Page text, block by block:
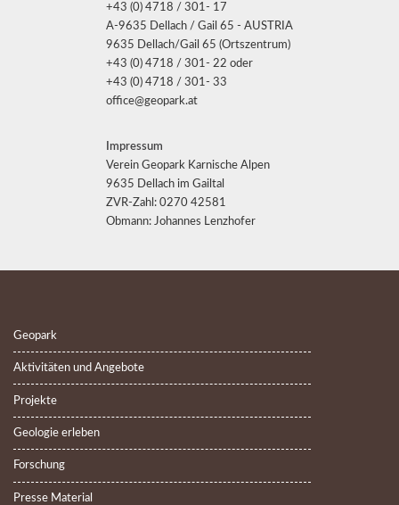
+43 (0) 4718 / 301- 17
A-9635 Dellach / Gail 65 - AUSTRIA
9635 Dellach/Gail 65 (Ortszentrum)
+43 (0) 4718 / 301- 22 oder
+43 (0) 4718 / 301- 33
office@geopark.at
Impressum
Verein Geopark Karnische Alpen
9635 Dellach im Gailtal
ZVR-Zahl: 0270 42581
Obmann: Johannes Lenzhofer
Geopark
Aktivitäten und Angebote
Projekte
Geologie erleben
Forschung
Presse Material